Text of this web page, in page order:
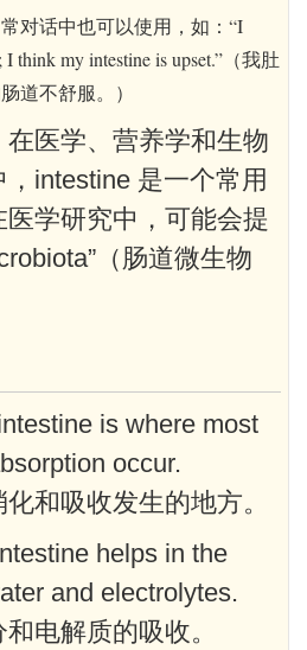
对话中也可以使用，如：“I
I think my intestine is upset.”（我肚
道不舒服。）
在医学、营养学和生物
intestine 是一个常用
学研究中，可能会提
（肠道微生物
is where most
occur.
和吸收发生的地方。
helps in the
and electrolytes.
电解质的吸收。